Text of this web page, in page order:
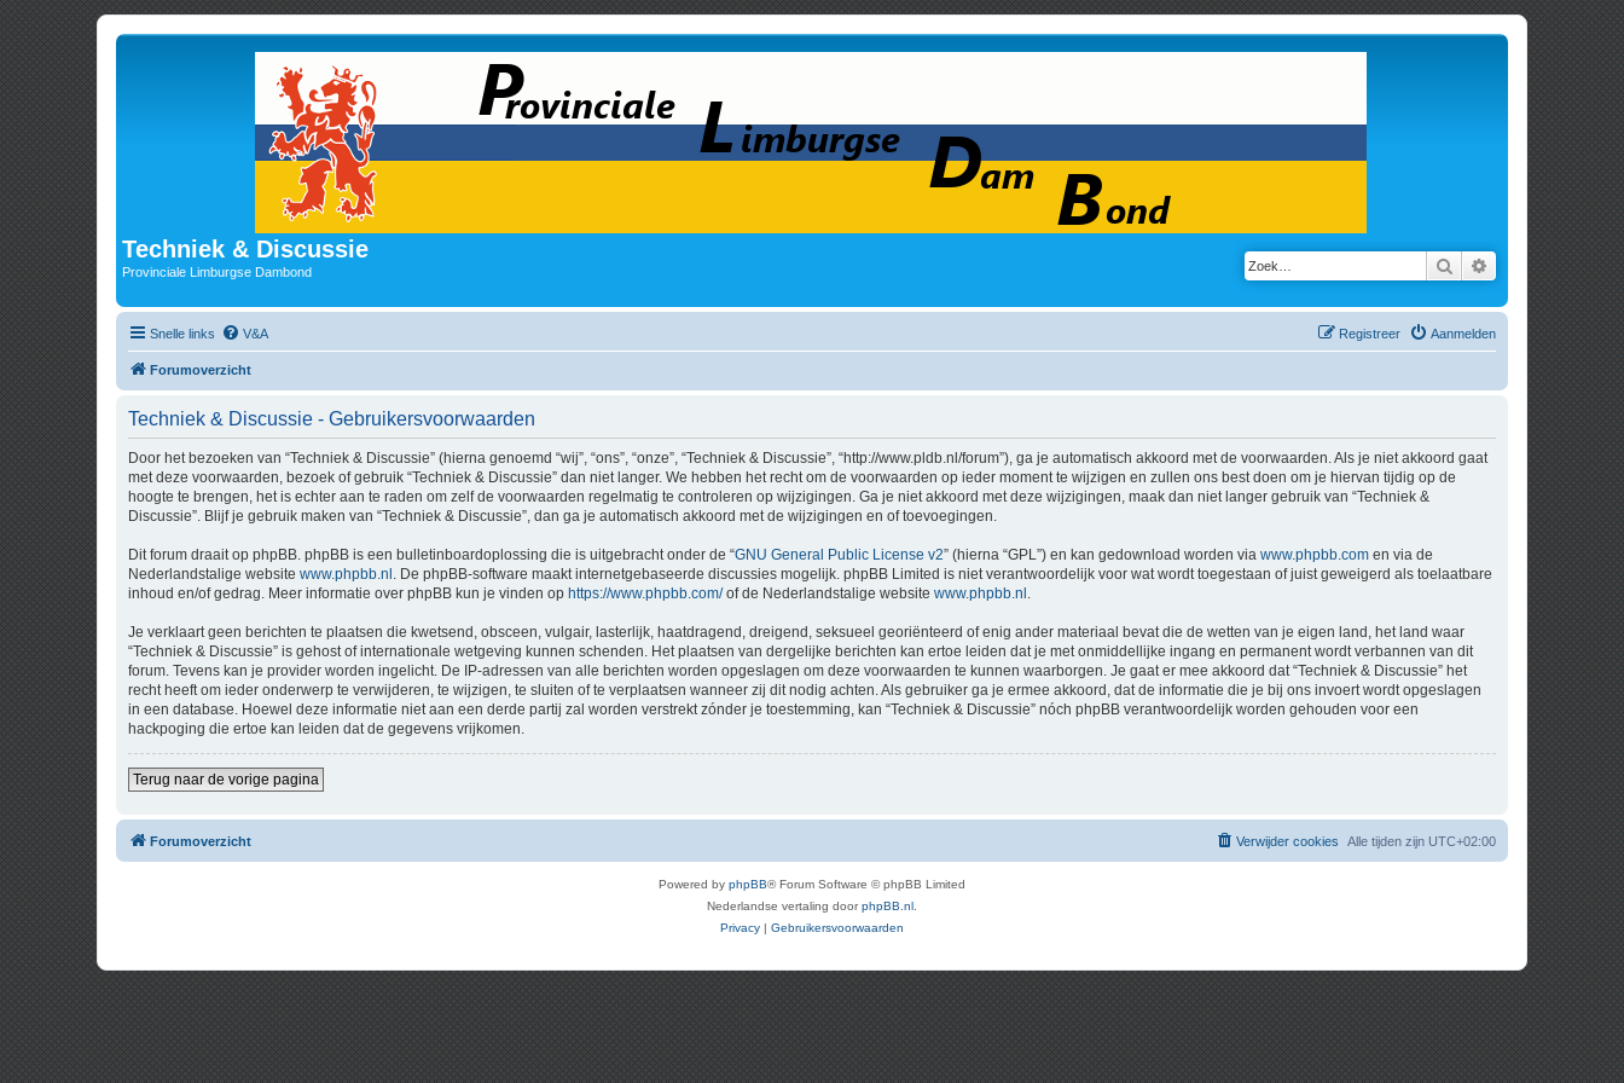
Techniek & Discussie
Provinciale Limburgse Dambond Zoek Uitgebreid zoeken
Snelle links V&A Aanmelden
Registreer
Forumoverzicht
Techniek & Discussie - Gebruikersvoorwaarden
Door het bezoeken van “Techniek & Discussie” (hierna genoemd “wij”, “ons”, “onze”, “Techniek & Discussie”, “http://www.pldb.nl/forum”), ga je automatisch akkoord met de voorwaarden. Als je niet akkoord gaat
met deze voorwaarden, bezoek of gebruik “Techniek & Discussie” dan niet langer. We hebben het recht om de voorwaarden op ieder moment te wijzigen en zullen ons best doen om je hiervan tijdig op de
hoogte te brengen, het is echter aan te raden om zelf de voorwaarden regelmatig te controleren op wijzigingen. Ga je niet akkoord met deze wijzigingen, maak dan niet langer gebruik van “Techniek &
Discussie”. Blijf je gebruik maken van “Techniek & Discussie”, dan ga je automatisch akkoord met de wijzigingen en of toevoegingen.
Dit forum draait op phpBB. phpBB is een bulletinboardoplossing die is uitgebracht onder de “GNU General Public License v2” (hierna “GPL”) en kan gedownload worden via www.phpbb.com en via de
Nederlandstalige website www.phpbb.nl . De phpBB-software maakt internetgebaseerde discussies mogelijk. phpBB Limited is niet verantwoordelijk voor wat wordt toegestaan of juist geweigerd als toelaatbare
inhoud en/of gedrag. Meer informatie over phpBB kun je vinden op https://www.phpbb.com/of de Nederlandstalige website www.phpbb.nl
Je verklaart geen berichten te plaatsen die kwetsend, obsceen, vulgair, lasterlijk, haatdragend, dreigend, seksueel georiënteerd of enig ander materiaal bevat die de wetten van je eigen land, het land waar
“Techniek & Discussie” is gehost of internationale wetgeving kunnen schenden. Het plaatsen van dergelijke berichten kan ertoe leiden dat je met onmiddellijke ingang en permanent wordt verbannen van dit
forum. Tevens kan je provider worden ingelicht. De IP-adressen van alle berichten worden opgeslagen om deze voorwaarden te kunnen waarborgen. Je gaat er mee akkoord dat “Techniek & Discussie” het
recht heeft om ieder onderwerp te verwijderen, te wijzigen, te sluiten of te verplaatsen wanneer zij dit nodig achten. Als gebruiker ga je ermee akkoord, dat de informatie die je bij ons invoert wordt opgeslagen
in een database. Hoewel deze informatie niet aan een derde partij zal worden verstrekt zónder je toestemming, kan “Techniek & Discussie” nóch phpBB verantwoordelijk worden gehouden voor een
hackpoging die ertoe kan leiden dat de gegevens vrijkomen.
Terug naar de vorige pagina
Forumoverzicht Alle tijden zijn UTC+02:00
Verwijder cookies
Powered by phpBB® Forum Software © phpBB Limited
Nederlandse vertaling doorphpBB.nl
Privacy | Gebruikersvoorwaarden